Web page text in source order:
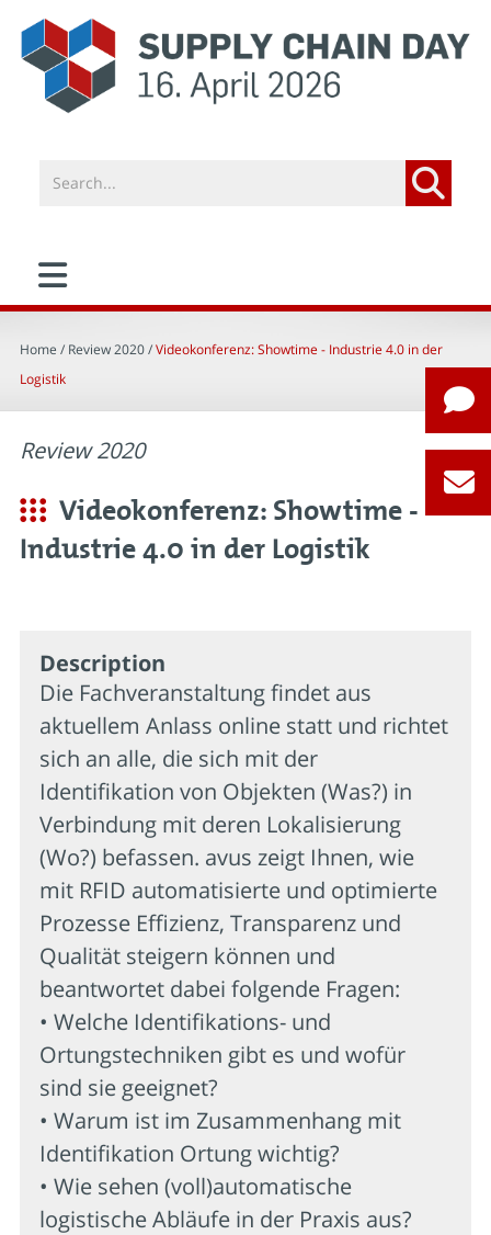
Home / Review 2020 /Videokonferenz: Showtime - Industrie 4.0 in der
Logistik
Review 2020
Videokonferenz: Showtime -
Industrie 4.0 in der Logistik
Description
Die Fachveranstaltung findet aus
aktuellem Anlass online statt und richtet
sich an alle, die sich mit der
Identifikation von Objekten (Was?) in
Verbindung mit deren Lokalisierung
(Wo?) befassen. avus zeigt Ihnen, wie
mit RFID automatisierte und optimierte
Prozesse Effizienz, Transparenz und
Qualität steigern können und
beantwortet dabei folgende Fragen:
• Welche Identifikations- und
Ortungstechniken gibt es und wofür
sind sie geeignet?
• Warum ist im Zusammenhang mit
Identifikation Ortung wichtig?
• Wie sehen (voll)automatische
logistische Abläufe in der Praxis aus?